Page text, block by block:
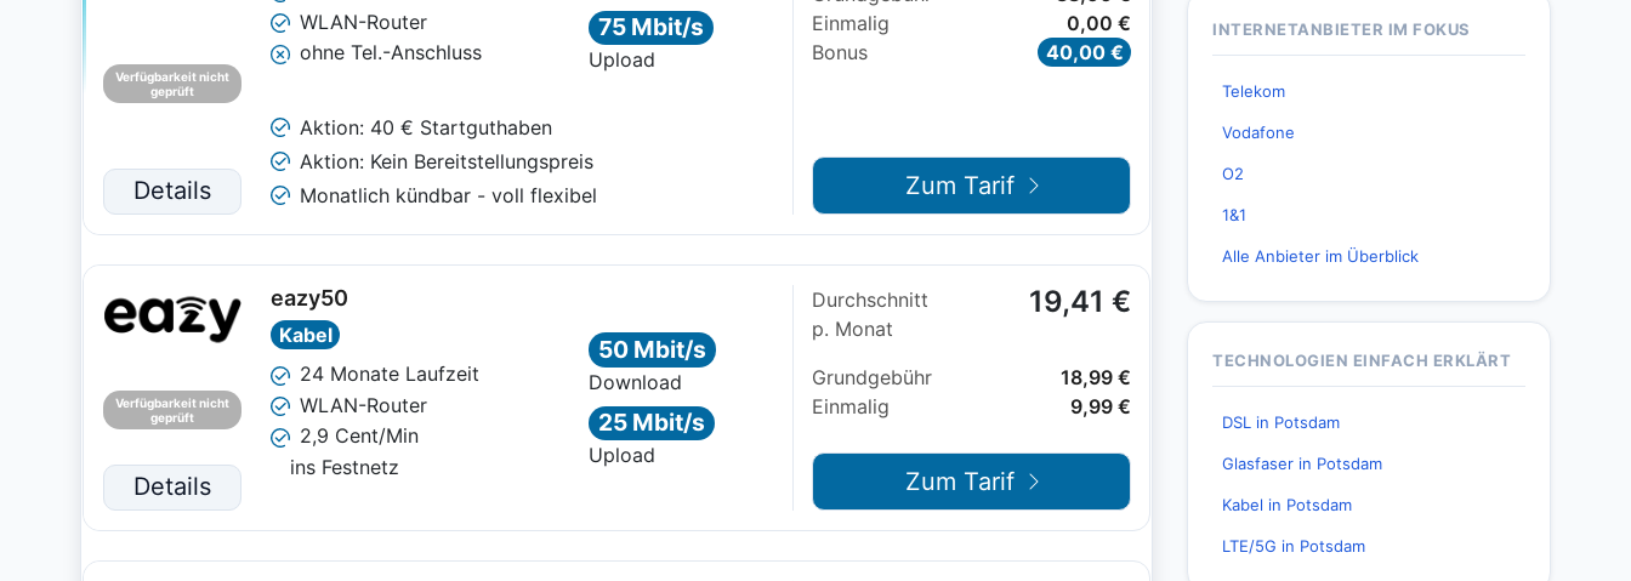
INTERNETANBIETER IM FOKUS
Telekom
Vodafone
O2
1&1
Alle Anbieter im Überblick
TECHNOLOGIEN EINFACH ERKLÄRT
DSL in Potsdam
Glasfaser in Potsdam
Kabel in Potsdam
LTE/5G in Potsdam